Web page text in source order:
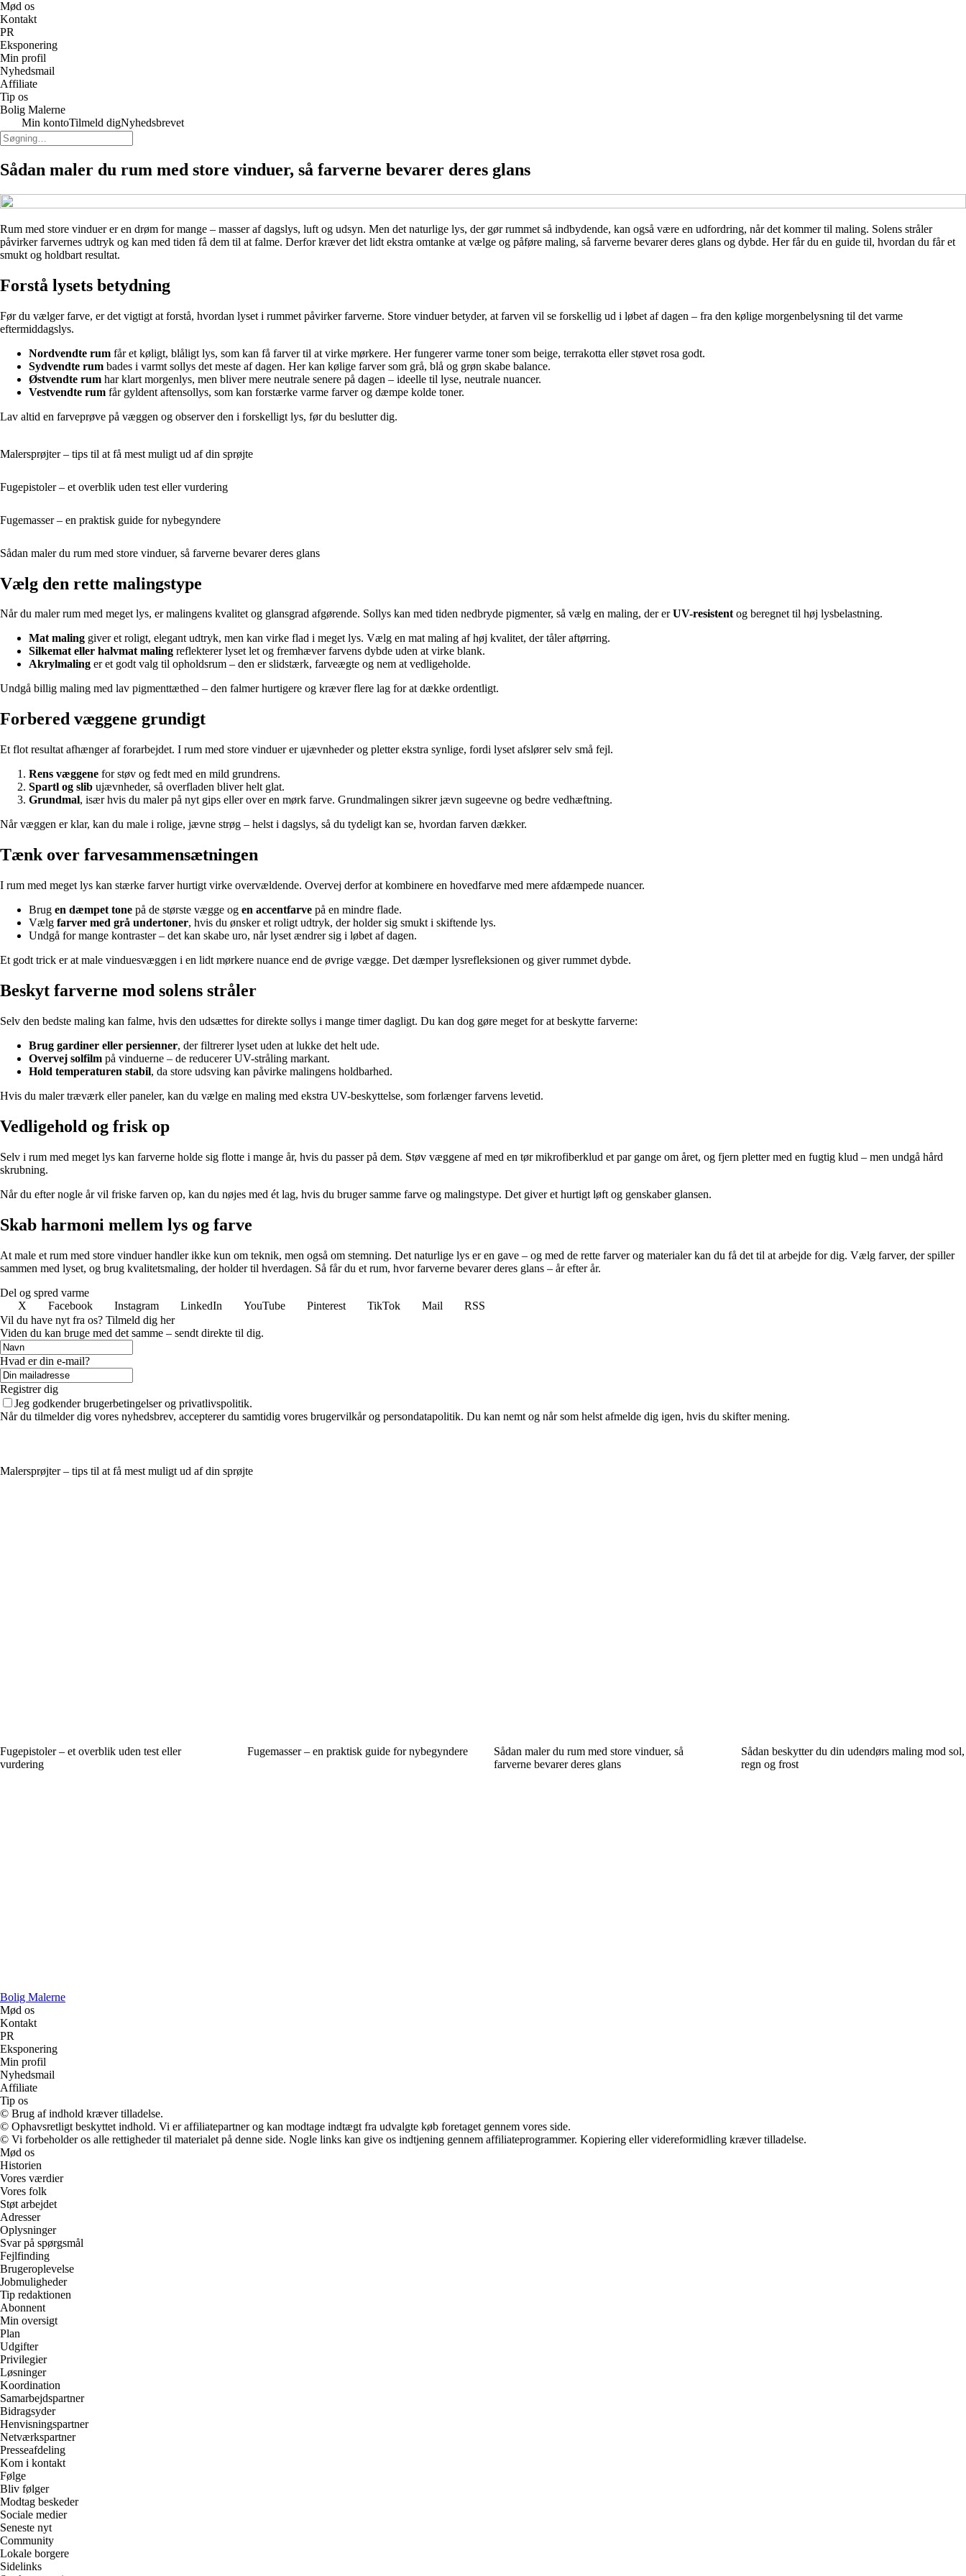
Mød os
Kontakt
PR
Eksponering
Min profil
Nyhedsmail
Affiliate
Tip os
Bolig Malerne
Min kontoTilmeld digNyhedsbrevet
Sådan maler du rum med store vinduer, så farverne bevarer deres glans
Rum med store vinduer er en drøm for mange – masser af dagslys, luft og udsyn. Men det naturlige lys, der gør rummet så indbydende, kan også være en udfordring, når det kommer til maling. Solens stråler
påvirker farvernes udtryk og kan med tiden få dem til at falme. Derfor kræver det lidt ekstra omtanke at vælge og påføre maling, så farverne bevarer deres glans og dybde. Her får du en guide til, hvordan du får et
smukt og holdbart resultat.
Forstå lysets betydning
Før du vælger farve, er det vigtigt at forstå, hvordan lyset i rummet påvirker farverne. Store vinduer betyder, at farven vil se forskellig ud i løbet af dagen – fra den kølige morgenbelysning til det varme
eftermiddagslys.
Nordvendte rum får et køligt, blåligt lys, som kan få farver til at virke mørkere. Her fungerer varme toner som beige, terrakotta eller støvet rosa godt.
Sydvendte rum bades i varmt sollys det meste af dagen. Her kan kølige farver som grå, blå og grøn skabe balance.
Østvendte rum har klart morgenlys, men bliver mere neutrale senere på dagen – ideelle til lyse, neutrale nuancer.
Vestvendte rum får gyldent aftensollys, som kan forstærke varme farver og dæmpe kolde toner.
Lav altid en farveprøve på væggen og observer den i forskelligt lys, før du beslutter dig.
Malersprøjter – tips til at få mest muligt ud af din sprøjte
Fugepistoler – et overblik uden test eller vurdering
Fugemasser – en praktisk guide for nybegyndere
Sådan maler du rum med store vinduer, så farverne bevarer deres glans
Vælg den rette malingstype
Når du maler rum med meget lys, er malingens kvalitet og glansgrad afgørende. Sollys kan med tiden nedbryde pigmenter, så vælg en maling, der erUV-resistentog beregnet til høj lysbelastning.
Mat maling giver et roligt, elegant udtryk, men kan virke flad i meget lys. Vælg en mat maling af høj kvalitet, der tåler aftørring.
Silkemat eller halvmat maling reflekterer lyset let og fremhæver farvens dybde uden at virke blank.
Akrylmaling er et godt valg til opholdsrum – den er slidstærk, farveægte og nem at vedligeholde.
Undgå billig maling med lav pigmenttæthed – den falmer hurtigere og kræver flere lag for at dække ordentligt.
Forbered væggene grundigt
Et flot resultat afhænger af forarbejdet. I rum med store vinduer er ujævnheder og pletter ekstra synlige, fordi lyset afslører selv små fejl.
Rens væggene for støv og fedt med en mild grundrens.
Spartl og slib ujævnheder, så overfladen bliver helt glat.
Grundmal, især hvis du maler på nyt gips eller over en mørk farve. Grundmalingen sikrer jævn sugeevne og bedre vedhæftning.
Når væggen er klar, kan du male i rolige, jævne strøg – helst i dagslys, så du tydeligt kan se, hvordan farven dækker.
Tænk over farvesammensætningen
I rum med meget lys kan stærke farver hurtigt virke overvældende. Overvej derfor at kombinere en hovedfarve med mere afdæmpede nuancer.
Brug en dæmpet tone på de største vægge og en accentfarve på en mindre flade.
Vælg farver med grå undertoner, hvis du ønsker et roligt udtryk, der holder sig smukt i skiftende lys.
Undgå for mange kontraster – det kan skabe uro, når lyset ændrer sig i løbet af dagen.
Et godt trick er at male vinduesvæggen i en lidt mørkere nuance end de øvrige vægge. Det dæmper lysrefleksionen og giver rummet dybde.
Beskyt farverne mod solens stråler
Selv den bedste maling kan falme, hvis den udsættes for direkte sollys i mange timer dagligt. Du kan dog gøre meget for at beskytte farverne:
Brug gardiner eller persienner, der filtrerer lyset uden at lukke det helt ude.
Overvej solfilm på vinduerne – de reducerer UV-stråling markant.
Hold temperaturen stabil, da store udsving kan påvirke malingens holdbarhed.
Hvis du maler træværk eller paneler, kan du vælge en maling med ekstra UV-beskyttelse, som forlænger farvens levetid.
Vedligehold og frisk op
Selv i rum med meget lys kan farverne holde sig flotte i mange år, hvis du passer på dem. Støv væggene af med en tør mikrofiberklud et par gange om året, og fjern pletter med en fugtig klud – men undgå hård
skrubning.
Når du efter nogle år vil friske farven op, kan du nøjes med ét lag, hvis du bruger samme farve og malingstype. Det giver et hurtigt løft og genskaber glansen.
Skab harmoni mellem lys og farve
At male et rum med store vinduer handler ikke kun om teknik, men også om stemning. Det naturlige lys er en gave – og med de rette farver og materialer kan du få det til at arbejde for dig. Vælg farver, der spiller
sammen med lyset, og brug kvalitetsmaling, der holder til hverdagen. Så får du et rum, hvor farverne bevarer deres glans – år efter år.
Del og spred varme
X
Facebook Instagram LinkedIn YouTube Pinterest TikTok Mail
RSS
Vil du have nyt fra os? Tilmeld dig her
Viden du kan bruge med det samme – sendt direkte til dig.
Hvad er din e-mail?
Registrer dig
Jeg godkender brugerbetingelser og privatlivspolitik.
Når du tilmelder dig vores nyhedsbrev, accepterer du samtidig vores brugervilkår og persondatapolitik. Du kan nemt og når som helst afmelde dig igen, hvis du skifter mening.
Malersprøjter – tips til at få mest muligt ud af din sprøjte
Fugepistoler – et overblik uden test eller
vurdering
Fugemasser – en praktisk guide for nybegyndere
Sådan maler du rum med store vinduer, så
farverne bevarer deres glans
Sådan beskytter du din udendørs maling mod sol,
regn og frost
Bolig Malerne
Mød os
Kontakt
PR
Eksponering
Min profil
Nyhedsmail
Affiliate
Tip os
© Brug af indhold kræver tilladelse.
© Ophavsretligt beskyttet indhold. Vi er affiliatepartner og kan modtage indtægt fra udvalgte køb foretaget gennem vores side.
© Vi forbeholder os alle rettigheder til materialet på denne side. Nogle links kan give os indtjening gennem affiliateprogrammer. Kopiering eller videreformidling kræver tilladelse.
Mød os
Historien
Vores værdier
Vores folk
Støt arbejdet
Adresser
Oplysninger
Svar på spørgsmål
Fejlfinding
Brugeroplevelse
Jobmuligheder
Tip redaktionen
Abonnent
Min oversigt
Plan
Udgifter
Privilegier
Løsninger
Koordination
Samarbejdspartner
Bidragsyder
Henvisningspartner
Netværkspartner
Presseafdeling
Kom i kontakt
Følge
Bliv følger
Modtag beskeder
Sociale medier
Seneste nyt
Community
Lokale borgere
Sidelinks